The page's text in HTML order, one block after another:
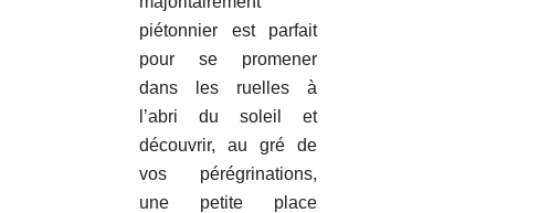
piétonnier est parfait
pour se promener
dans les ruelles à
l’abri du soleil et
découvrir, au gré de
vos pérégrinations,
une petite place